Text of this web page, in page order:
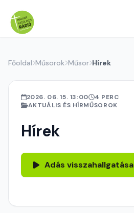
Főoldal Műsorok Műsor Hírek
2026. 06. 15. 13:00
4 PERC
AKTUÁLIS ÉS HÍRMŰSOROK
Hírek
Adás visszahallgatása